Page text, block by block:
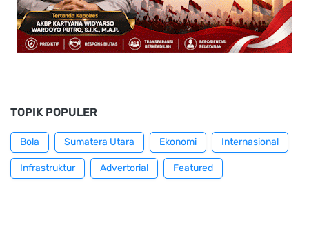
TOPIK POPULER
Bola Sumatera Utara Ekonomi Internasional
Infrastruktur Advertorial Featured